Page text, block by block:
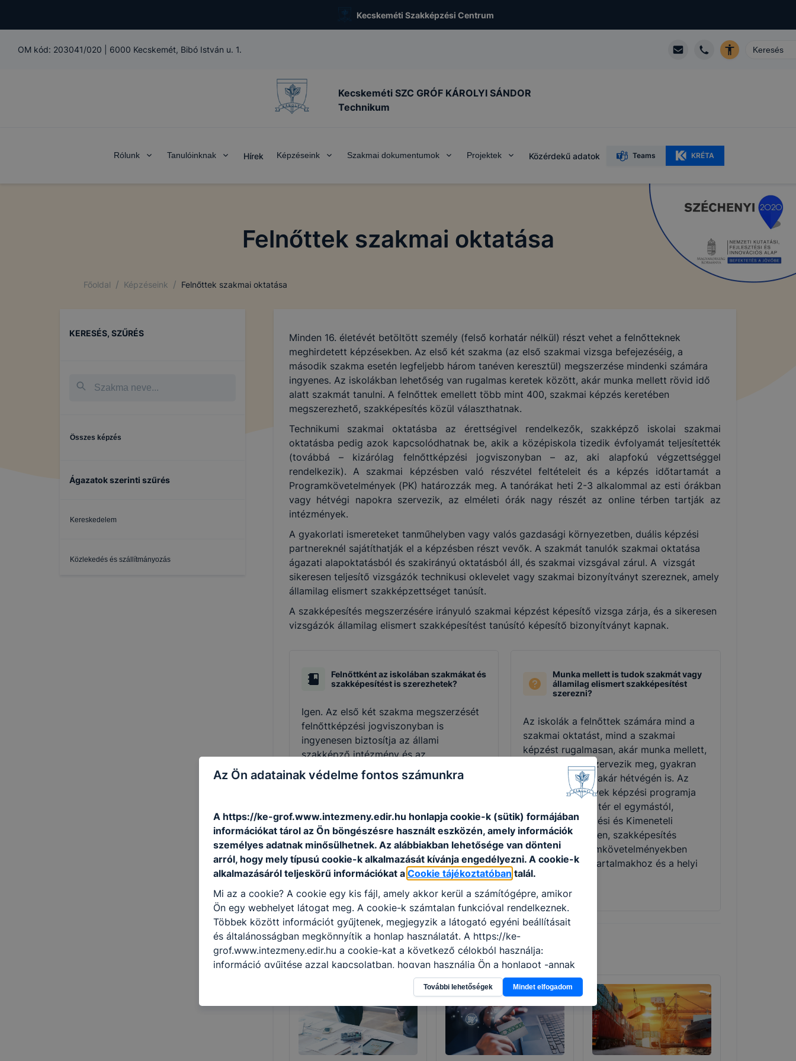
Kecskeméti Szakképzési Centrum
OM kód: 203041/020 6000 Kecskemét, Bibó István u. 1.
Kecskeméti SZC GRÓF KÁROLYI SÁNDOR
Technikum
Rólunk Tanulóinknak Hírek Képzéseink Szakmai dokumentumok Projektek Közérdekű adatok Teams KRÉTA
Felnőttek szakmai oktatása
Főoldal / Képzéseink / Felnőttek szakmai oktatása
KERESÉS, SZŰRÉS
Összes képzés
Ágazatok szerinti szűrés
Kereskedelem
Közlekedés és szállítmányozás
Minden 16. életévét betöltött személy (felső korhatár nélkül) részt vehet a felnőtteknek
meghirdetett képzésekben. Az első két szakma (az első szakmai vizsga befejezéséig, a
második szakma esetén legfeljebb három tanéven keresztül) megszerzése mindenki számára
ingyenes. Az iskolákban lehetőség van rugalmas keretek között, akár munka mellett rövid idő
alatt szakmát tanulni. A felnőttek emellett több mint 400, szakmai képzés keretében
megszerezhető, szakképesítés közül választhatnak.
Technikumi szakmai oktatásba az érettségivel rendelkezők, szakképző iskolai szakmai
oktatásba pedig azok kapcsolódhatnak be, akik a középiskola tizedik évfolyamát teljesítették
(továbbá – kizárólag felnőttképzési jogviszonyban – az, aki alapfokú végzettséggel
rendelkezik). A szakmai képzésben való részvétel feltételeit és a képzés időtartamát a
Programkövetelmények (PK) határozzák meg. A tanórákat heti 2-3 alkalommal az esti órákban
vagy hétvégi napokra szervezik, az elméleti órák nagy részét az online térben tartják az
intézmények.
A gyakorlati ismereteket tanműhelyben vagy valós gazdasági környezetben, duális képzési
partnereknél sajátíthatják el a képzésben részt vevők. A szakmát tanulók szakmai oktatása
ágazati alapoktatásból és szakirányú oktatásból áll, és szakmai vizsgával zárul. A vizsgát
sikeresen teljesítő vizsgázók technikusi oklevelet vagy szakmai bizonyítványt szereznek, amely
államilag elismert szakképzettséget tanúsít.
A szakképesítés megszerzésére irányuló szakmai képzést képesítő vizsga zárja, és a sikeresen
vizsgázók államilag elismert szakképesítést tanúsító képesítő bizonyítványt kapnak.
Felnőttként az iskolában szakmákat és
szakképesítést is szerezhetek?
Igen. Az első két szakma megszerzését
felnőttképzési jogviszonyban is
ingyenesen biztosítja az állami
szakképző intézmény és az
együttműködési megállapodással
rendelkező nem állami szakképző
ingyenes részvételre jogosult. Ingyenes
képzéseinken az első képesítő vizsga
letételéig térítésmentesen tanulhatnak
azok, akik még nem rendelkeznek az új
szakképzési rendszerben szerzett
Munka mellett is tudok szakmát vagy
államilag elismert szakképesítést
szerezni?
Az iskolák a felnőttek számára mind a
szakmai oktatást, mind a szakmai
képzést rugalmasan, akár munka mellett,
rövid idő alatt szervezik meg, gyakran
az esti órákban, akár hétvégén is. Az
egyes intézmények képzési programja
sokszor ezért is tér el egymástól,
igazodva a Képzési és Kimeneteli
Követelményekben, szakképesítés
esetén a Programkövetelményekben
meghatározott tartalmakhoz és a helyi
igényekhez.
Szakmák
Az Ön adatainak védelme fontos számunkra
A https://ke-grof.www.intezmeny.edir.hu honlapja cookie-k (sütik) formájában
információkat tárol az Ön böngészésre használt eszközén, amely információk
személyes adatnak minősülhetnek. Az alábbiakban lehetősége van dönteni
arról, hogy mely típusú cookie-k alkalmazását kívánja engedélyezni. A cookie-k
alkalmazásáról teljeskörű információkat a Cookie tájékoztatóban talál.
Mi az a cookie? A cookie egy kis fájl, amely akkor kerül a számítógépre, amikor
Ön egy webhelyet látogat meg. A cookie-k számtalan funkcióval rendelkeznek.
Többek között információt gyűjtenek, megjegyzik a látogató egyéni beállításait
és általánosságban megkönnyítik a honlap használatát. A https://ke-
grof.www.intezmeny.edir.hu a cookie-kat a következő célokból használja:
információ gyűjtése azzal kapcsolatban, hogyan használja Ön a honlapot -annak
felmérésével, hogy a honlap melyik részeit látogatja, vagy használja leginkább,
így megtudhatjuk, hogyan biztosítsunk Önnek még jobb felhasználói élményt, ha
ismét meglátogatja oldalunkat, honlap fejlesztése. Hogyan ellenőrizheti és hogyan
tudja kikapcsolni a cookie-kat? Minden modern böngésző engedélyezi a cookie-k
beállításának a változtatását. A legtöbb böngésző alapértelmezettként
automatikusan elfogadja a cookie-kat, de ezek általában megváltoztathatók.
További lehetőségek Mindet elfogadom